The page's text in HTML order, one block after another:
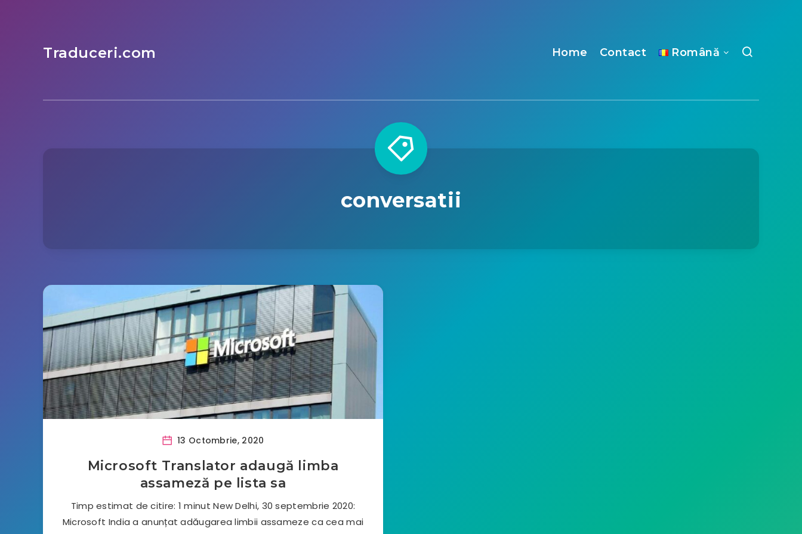
Traduceri.com Home Contact Română
conversatii
13 Octombrie, 2020
Microsoft Translator adaugă limba
assameză pe lista sa
Timp estimat de citire: 1 minut New Delhi, 30 septembrie 2020:
Microsoft India a anunțat adăugarea limbii assameze ca cea mai